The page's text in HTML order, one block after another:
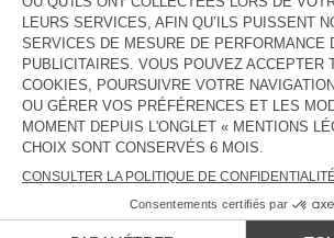
PAYS/RÉGIONS : FRANCE
LANGUE :
ACCESSIBILITÉ
NEWSLETTER